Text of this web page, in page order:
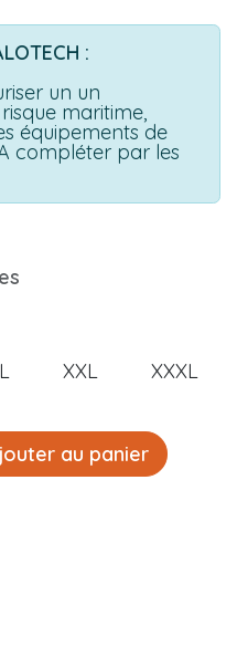
:
un un
maritime,
équipements de
compléter par les
XXL XXXL
au panier